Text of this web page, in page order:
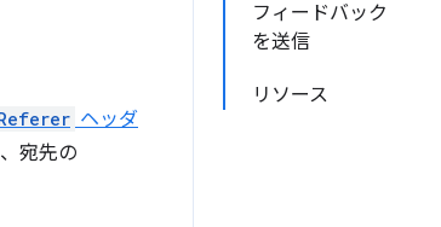
フィードバック
を送信
リソース
ヘッダ
宛先の